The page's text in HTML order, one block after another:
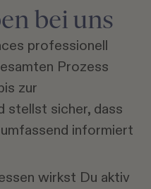
bei uns
professionell
Prozess
zur
stellst sicher, dass
informiert
wirkst Du aktiv